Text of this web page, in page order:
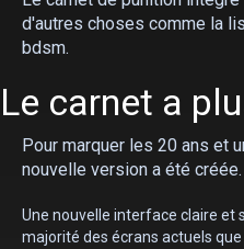
d'autres choses comme la
bdsm.
Le carnet a
Pour marquer les 20 ans et
nouvelle version a été créée.
Une nouvelle interface claire et
majorité des écrans actuels